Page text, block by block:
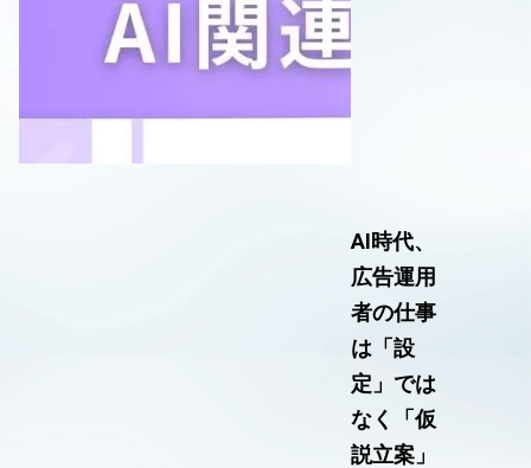
AI時代、
広告運用
者の仕事
は「設
定」では
なく「仮
説立案」